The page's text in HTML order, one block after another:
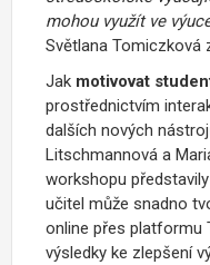
mohou využít ve
Světlana Tomiczková
Jak motivovat
prostřednictvím
dalších nových
Litschmannová a
workshopu
učitel může snadno
online přes platformu
výsledky ke zlepšení